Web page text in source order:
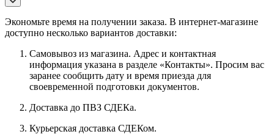
Экономьте время на получении заказа. В интернет-магазине
доступно несколько вариантов доставки:
Самовывоз из магазина. Адрес и контактная
информация указана в разделе «Контакты». Просим вас
заранее сообщить дату и время приезда для
своевременной подготовки документов.
Доставка до ПВЗ СДЕКа.
Курьерская доставка СДЕКом.